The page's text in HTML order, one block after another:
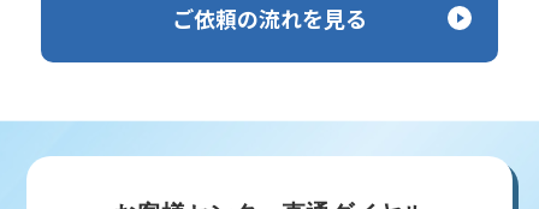
ご依頼の流れを見る